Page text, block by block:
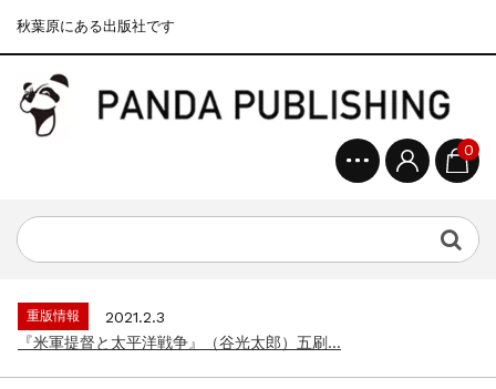
秋葉原にある出版社です
0
『F-2超入門』（関 賢太郎）三刷...
重版情報
2021.3.25
重版情報
2021.2.3
『米軍提督と太平洋戦争』（谷光太郎）五刷...